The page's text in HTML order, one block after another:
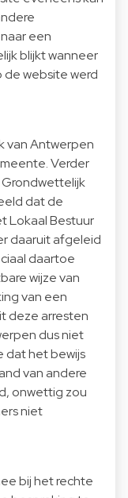
een
blijkt wanneer
website werd
van Antwerpen
Verder
dat de
Lokaal Bestuur
daaruit afgeleid
daartoe
wijze van
van een
deze arresten
dus niet
dat het bewijs
van andere
onwettig zou
niet
bij het rechte